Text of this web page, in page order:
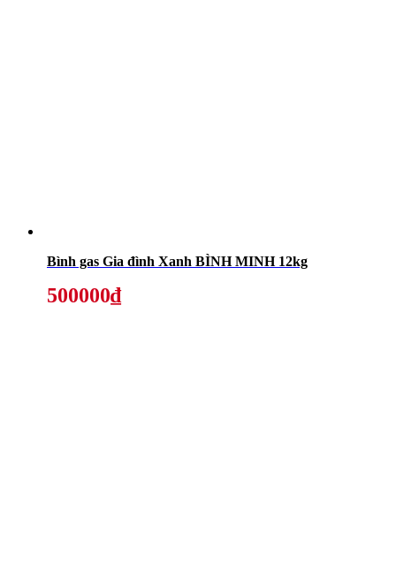
Bình gas Gia đình Xanh BÌNH MINH 12kg
500000₫